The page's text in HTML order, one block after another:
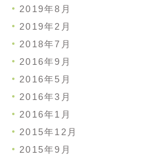
2019年8月
2019年2月
2018年7月
2016年9月
2016年5月
2016年3月
2016年1月
2015年12月
2015年9月